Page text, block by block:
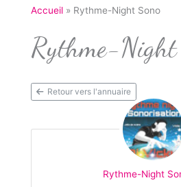
Accueil Rythme-Night Sono
Rythme-Night
Retour vers l'annuaire
Rythme-Night